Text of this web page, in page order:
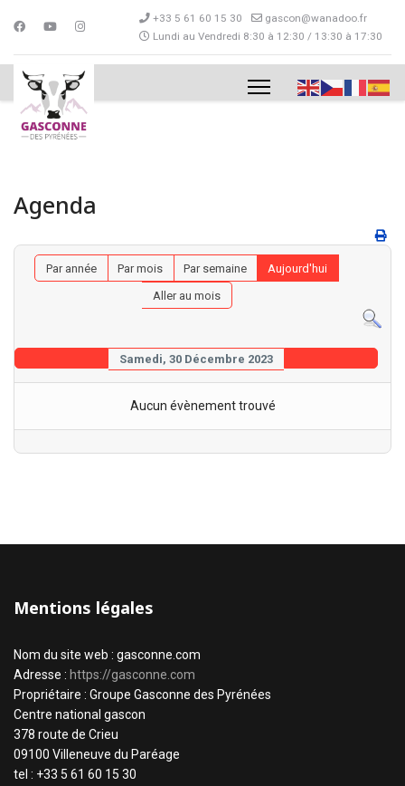
+33 5 61 60 15 30
gascon@wanadoo.fr
Lundi au Vendredi 8:30 à 12:30 / 13:30 à 17:30
Agenda
Par année Par mois Par semaine
Aujourd'hui
Aller au mois
Samedi, 30 Décembre 2023
Aucun évènement trouvé
Mentions légales
Nom du site web : gasconne.com
Adresse : https://gasconne.com
Propriétaire : Groupe Gasconne des Pyrénées
Centre national gascon
378 route de Crieu
09100 Villeneuve du Paréage
tel : +33 5 61 60 15 30